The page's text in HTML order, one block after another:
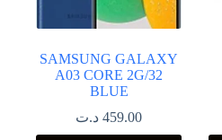
SAMSUNG GALAXY
A03 CORE 2G/32
BLUE
459.00 د.ت